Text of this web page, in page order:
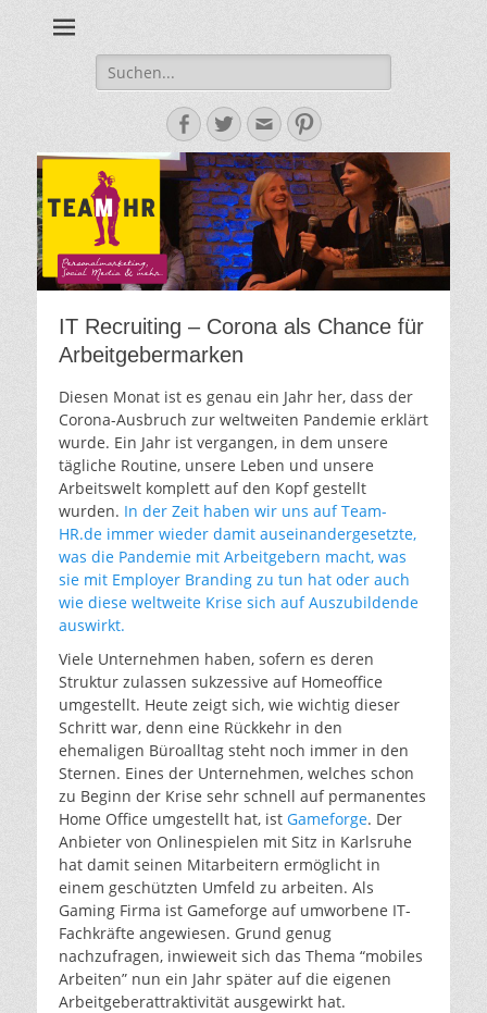
Blog
Suche
nach:
Facebook
Twitter
E-
Mail-
Adresse
Pinterest
IT Recruiting – Corona als Chance für
Arbeitgebermarken
Diesen Monat ist es genau ein Jahr her, dass der
Corona-Ausbruch zur weltweiten Pandemie erklärt
wurde. Ein Jahr ist vergangen, in dem unsere
tägliche Routine, unsere Leben und unsere
Arbeitswelt komplett auf den Kopf gestellt
wurden. In der Zeit haben wir uns auf Team-
HR.de immer wieder damit auseinandergesetzte,
was die Pandemie mit Arbeitgebern macht, was
sie mit Employer Branding zu tun hat oder auch
wie diese weltweite Krise sich auf Auszubildende
auswirkt.
Viele Unternehmen haben, sofern es deren
Struktur zulassen sukzessive auf Homeoffice
umgestellt. Heute zeigt sich, wie wichtig dieser
Schritt war, denn eine Rückkehr in den
ehemaligen Büroalltag steht noch immer in den
Sternen. Eines der Unternehmen, welches schon
zu Beginn der Krise sehr schnell auf permanentes
Home Office umgestellt hat, ist Gameforge. Der
Anbieter von Onlinespielen mit Sitz in Karlsruhe
hat damit seinen Mitarbeitern ermöglicht in
einem geschützten Umfeld zu arbeiten. Als
Gaming Firma ist Gameforge auf umworbene IT-
Fachkräfte angewiesen. Grund genug
nachzufragen, inwieweit sich das Thema “mobiles
Arbeiten” nun ein Jahr später auf die eigenen
Arbeitgeberattraktivität ausgewirkt hat.